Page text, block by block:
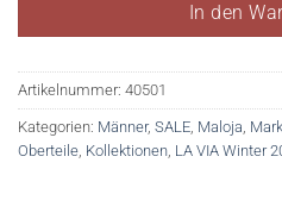
In den
Artikelnummer: 40501
Kategorien: Männer, SALE Maloja
Oberteile Kollektionen LA VIA Winter